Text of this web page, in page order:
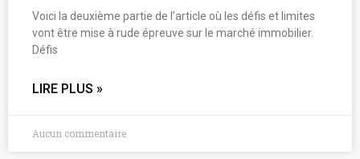
Voici la deuxième partie de l’article où les défis et limites
vont être mise à rude épreuve sur le marché immobilier.
Défis
LIRE PLUS »
Aucun commentaire